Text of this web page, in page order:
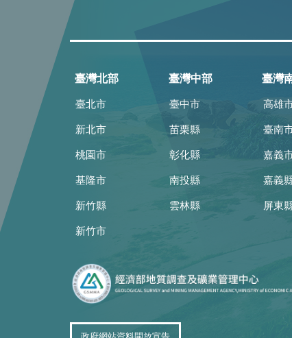
臺灣北部
臺北市
新北市
桃園市
基隆市
新竹縣
新竹市
臺灣中部
臺中市
苗栗縣
彰化縣
南投縣
雲林縣
臺灣
高雄
臺南
嘉義
嘉義
屏東